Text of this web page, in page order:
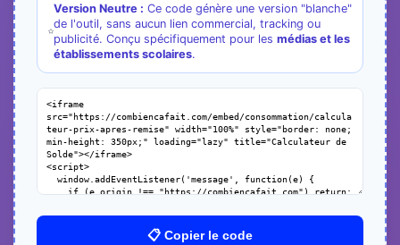
Version Neutre : Ce code génère une version "blanche"
de l'outil, sans aucun lien commercial, tracking ou
publicité. Conçu spécifiquement pour les médias et les
établissements scolaires.
📋 Copier le code